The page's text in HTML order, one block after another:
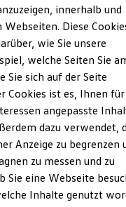
ist die Autohaus
53119 Bonn
innerhalb und
Diese
wie Sie unsere
welche Seiten Sie
Sie sich auf der Seite
Cookies ist es, Ihnen für
angepasste
dazu verwendet,
Anzeige zu begrenzen
zu messen und zu
Sie eine Webseite
Inhalte genutzt